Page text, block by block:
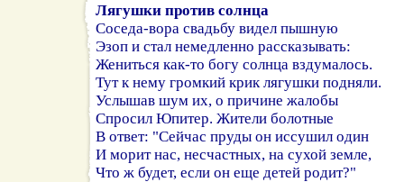
Лягушки против солнца
Соседа-вора свадьбу видел пышную
Эзоп и стал немедленно рассказывать:
Жениться как-то богу солнца вздумалось.
Тут к нему громкий крик лягушки подняли.
Услышав шум их, о причине жалобы
Спросил Юпитер. Жители болотные
В ответ: "Сейчас пруды он иссушил один
И морит нас, несчастных, на сухой земле,
Что ж будет, если он еще детей родит?"